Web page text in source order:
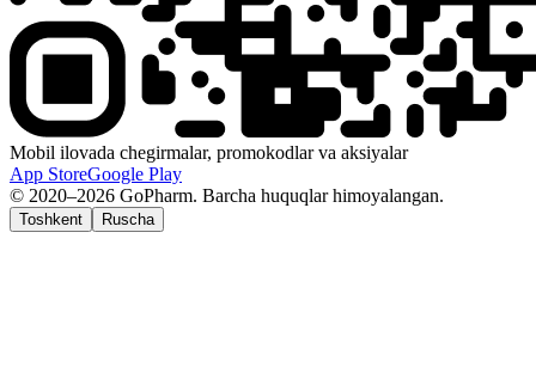
Mobil ilovada chegirmalar, promokodlar va aksiyalar
App StoreGoogle Play
© 2020–2026 GoPharm. Barcha huquqlar himoyalangan.
Toshkent Ruscha